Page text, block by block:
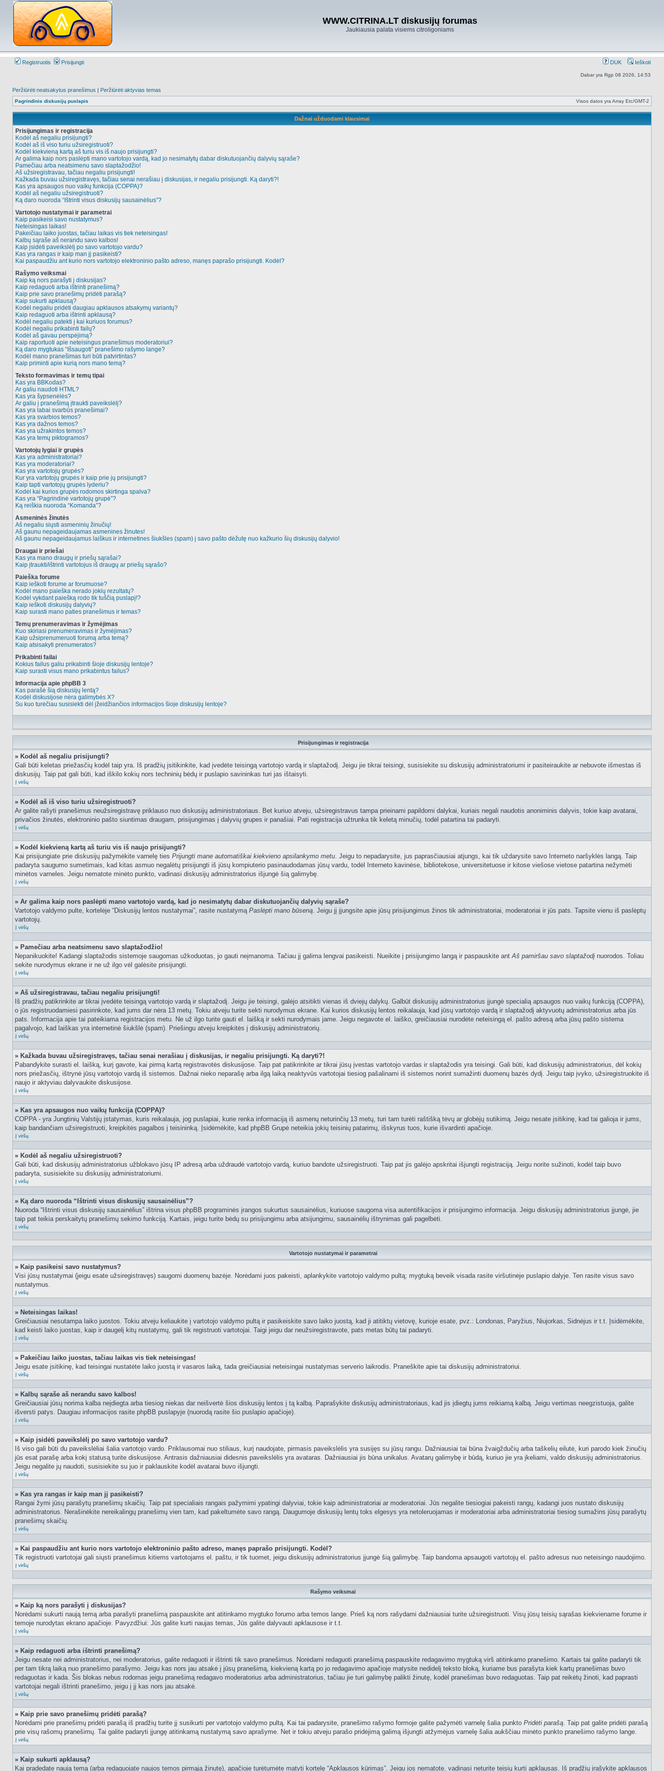
WWW.CITRINA.LT diskusijų forumas
Jaukiausia palata visiems citroligoniams
Registruotis Prisijungti DUK Ieškoti
Dabar yra Rgp 08 2026, 14:53
Peržiūrėti neatsakytus pranešimus | Peržiūrėti aktyvias temas
Pagrindinis diskusijų puslapis Visos datos yra Array Etc/GMT-2
Dažnai užduodami klausimai
Prisijungimas ir registracija
Kodėl aš negaliu prisijungti?
Kodėl aš iš viso turiu užsiregistruoti?
Kodėl kiekvieną kartą aš turiu vis iš naujo prisijungti?
Ar galima kaip nors paslėpti mano vartotojo vardą, kad jo nesimatytų dabar diskutuojančių dalyvių sąraše?
Pamečiau arba neatsimenu savo slaptažodžio!
Aš užsiregistravau, tačiau negaliu prisijungti!
Kažkada buvau užsiregistravęs, tačiau senai nerašiau į diskusijas, ir negaliu prisijungti. Ką daryti?!
Kas yra apsaugos nuo vaikų funkcija (COPPA)?
Kodėl aš negaliu užsiregistruoti?
Ką daro nuoroda “Ištrinti visus diskusijų sausainėlius”?
Vartotojo nustatymai ir parametrai
Kaip pasikeisi savo nustatymus?
Neteisingas laikas!
Pakeičiau laiko juostas, tačiau laikas vis tiek neteisingas!
Kalbų sąraše aš nerandu savo kalbos!
Kaip įsidėti paveikslėlį po savo vartotojo vardu?
Kas yra rangas ir kaip man jį pasikeisti?
Kai paspaudžiu ant kurio nors vartotojo elektroninio pašto adreso, manęs paprašo prisijungti. Kodėl?
Rašymo veiksmai
Kaip ką nors parašyti į diskusijas?
Kaip redaguoti arba ištrinti pranešimą?
Kaip prie savo pranešimų pridėti parašą?
Kaip sukurti apklausą?
Kodėl negaliu pridėti daugiau apklausos atsakymų variantų?
Kaip redaguoti arba ištrinti apklausą?
Kodėl negaliu patekti į kai kuriuos forumus?
Kodėl negaliu prikabinti failų?
Kodėl aš gavau perspėjimą?
Kaip raportuoti apie neteisingus pranešimus moderatoriui?
Ką daro mygtukas “Išsaugoti” pranešimo rašymo lange?
Kodėl mano pranešimas turi būti patvirtintas?
Kaip priminti apie kurią nors mano temą?
Teksto formavimas ir temų tipai
Kas yra BBKodas?
Ar galiu naudoti HTML?
Kas yra šypsenėlės?
Ar galiu į pranešimą įtraukti paveikslėlį?
Kas yra labai svarbūs pranešimai?
Kas yra svarbios temos?
Kas yra dažnos temos?
Kas yra užrakintos temos?
Kas yra temų piktogramos?
Vartotojų lygiai ir grupės
Kas yra administratoriai?
Kas yra moderatoriai?
Kas yra vartotojų grupės?
Kur yra vartotojų grupės ir kaip prie jų prisijungti?
Kaip tapti vartotojų grupės lyderiu?
Kodėl kai kurios grupės rodomos skirtinga spalva?
Kas yra “Pagrindinė vartotojų grupė”?
Ką reiškia nuoroda “Komanda”?
Asmeninės žinutės
Aš negaliu siųsti asmeninių žinučių!
Aš gaunu nepageidaujamas asmenines žinutes!
Aš gaunu nepageidaujamus laiškus ir internetines šiukšles (spam) į savo pašto dėžutę nuo kažkurio šių diskusijų dalyvio!
Draugai ir priešai
Kas yra mano draugų ir priešų sąrašai?
Kaip įtraukti/ištrinti vartotojus iš draugų ar priešų sąrašo?
Paieška forume
Kaip ieškoti forume ar forumuose?
Kodėl mano paieška nerado jokių rezultatų?
Kodėl vykdant paiešką rodo tik tuščią puslapį!?
Kaip ieškoti diskusijų dalyvių?
Kaip surasti mano paties pranešimus ir temas?
Temų prenumeravimas ir žymėjimas
Kuo skiriasi prenumeravimas ir žymėjimas?
Kaip užsiprenumeruoti forumą arba temą?
Kaip atsisakyti prenumeratos?
Prikabinti failai
Kokius failus galiu prikabinti šioje diskusijų lentoje?
Kaip surasti visus mano prikabintus failus?
Informacija apie phpBB 3
Kas parašė šią diskusijų lentą?
Kodėl diskusijose nėra galimybės X?
Su kuo turėčiau susisiekti dėl įžeidžiančios informacijos šioje diskusijų lentoje?
Prisijungimas ir registracija
» Kodėl aš negaliu prisijungti?
Gali būti keletas priežasčių kodėl taip yra. Iš pradžių įsitikinkite, kad įvedėte teisingą vartotojo vardą ir slaptažodį. Jeigu jie tikrai teisingi, susisiekite su diskusijų administratoriumi ir pasiteiraukite ar nebuvote išmestas iš
diskusijų. Taip pat gali būti, kad iškilo kokių nors techninių bėdų ir puslapio savininkas turi jas ištaisyti.
Į viršų
» Kodėl aš iš viso turiu užsiregistruoti?
Ar galite rašyti pranešimus neužsiregistravę priklauso nuo diskusijų administratoriaus. Bet kuriuo atveju, užsiregistravus tampa prieinami papildomi dalykai, kuriais negali naudotis anoniminis dalyvis, tokie kaip avatarai,
privačios žinutės, elektroninio pašto siuntimas draugam, prisijungimas į dalyvių grupes ir panašiai. Pati registracija užtrunka tik keletą minučių, todėl patartina tai padaryti.
Į viršų
» Kodėl kiekvieną kartą aš turiu vis iš naujo prisijungti?
Kai prisijungiate prie diskusijų pažymėkite varnelę ties Prijungti mane automatiškai kiekvieno apsilankymo metu. Jeigu to nepadarysite, jus paprasčiausiai atjungs, kai tik uždarysite savo Interneto naršyklės langą. Taip
padaryta saugumo sumetimais, kad kitas asmuo negalėtų prisijungti iš jūsų kompiuterio pasinaudodamas jūsų vardu, todėl Interneto kavinėse, bibliotekose, universitetuose ir kitose viešose vietose patartina nežymėti
minėtos varneles. Jeigu nematote minėto punkto, vadinasi diskusijų administratorius išjungė šią galimybę.
Į viršų
» Ar galima kaip nors paslėpti mano vartotojo vardą, kad jo nesimatytų dabar diskutuojančių dalyvių sąraše?
Vartotojo valdymo pulte, kortelėje “Diskusijų lentos nustatymai”, rasite nustatymą Paslėpti mano būseną. Jeigu jį įjungsite apie jūsų prisijungimus žinos tik administratoriai, moderatoriai ir jūs pats. Tapsite vienu iš paslėptų
vartotojų.
Į viršų
» Pamečiau arba neatsimenu savo slaptažodžio!
Nepanikuokite! Kadangi slaptažodis sistemoje saugomas užkoduotas, jo gauti neįmanoma. Tačiau jį galima lengvai pasikeisti. Nueikite į prisijungimo langą ir paspauskite antAš pamiršau savo slaptažodį nuorodos. Toliau
sekite nurodymus ekrane ir ne už ilgo vėl galėsite prisijungti.
Į viršų
» Aš užsiregistravau, tačiau negaliu prisijungti!
Iš pradžių patikrinkite ar tikrai įvedėte teisingą vartotojo vardą ir slaptažodį. Jeigu jie teisingi, galėjo atsitikti vienas iš dviejų dalykų. Galbūt diskusijų administratorius įjungė specialią apsaugos nuo vaikų funkciją (COPPA),
o jūs registruodamiesi pasirinkote, kad jums dar nėra 13 metų. Tokiu atveju turite sekti nurodymus ekrane. Kai kurios diskusijų lentos reikalauja, kad jūsų vartotojo vardą ir slaptažodį aktyvuotų administratorius arba jūs
pats. Informacija apie tai pateikiama registracijos metu. Ne už ilgo turite gauti el. laišką ir sekti nurodymais jame. Jeigu negavote el. laiško, greičiausiai nurodėte neteisingą el. pašto adresą arba jūsų pašto sistema
pagalvojo, kad laiškas yra internetinė šiukšlė (spam). Priešingu atveju kreipkitės į diskusijų administratorių.
Į viršų
» Kažkada buvau užsiregistravęs, tačiau senai nerašiau į diskusijas, ir negaliu prisijungti. Ką daryti?!
Pabandykite surasti el. laišką, kurį gavote, kai pirmą kartą registravotės diskusijose. Taip pat patikrinkite ar tikrai jūsų įvestas vartotojo vardas ir slaptažodis yra teisingi. Gali būti, kad diskusijų administratorius, dėl kokių
nors priežasčių, ištrynė jūsų vartotojo vardą iš sistemos. Dažnai nieko neparašę arba ilgą laiką neaktyvūs vartotojai tiesiog pašalinami iš sistemos norint sumažinti duomenų bazės dydį. Jeigu taip įvyko, užsiregistruokite iš
naujo ir aktyviau dalyvaukite diskusijose.
Į viršų
» Kas yra apsaugos nuo vaikų funkcija (COPPA)?
COPPA - yra Jungtinių Valstijų įstatymas, kuris reikalauja, jog puslapiai, kurie renka informaciją iš asmenų neturinčių 13 metų, turi tam turėti raštišką tėvų ar globėjų sutikimą. Jeigu nesate įsitikinę, kad tai galioja ir jums,
kaip bandančiam užsiregistruoti, kreipkitės pagalbos į teisininką. Įsidėmėkite, kad phpBB Grupė neteikia jokių teisinių patarimų, išskyrus tuos, kurie išvardinti apačioje.
Į viršų
» Kodėl aš negaliu užsiregistruoti?
Gali būti, kad diskusijų administratorius užblokavo jūsų IP adresą arba uždraudė vartotojo vardą, kuriuo bandote užsiregistruoti. Taip pat jis galėjo apskritai išjungti registraciją. Jeigu norite sužinoti, kodėl taip buvo
padaryta, susisiekite su diskusijų administratoriumi.
Į viršų
» Ką daro nuoroda “Ištrinti visus diskusijų sausainėlius”?
Nuoroda “Ištrinti visus diskusijų sausainėlius” ištrina visus phpBB programinės įrangos sukurtus sausainėlius, kuriuose saugoma visa autentifikacijos ir prisijungimo informacija. Jeigu diskusijų administratorius įjungė, jie
taip pat teikia perskaitytų pranešimų sekimo funkciją. Kartais, jeigu turite bėdų su prisijungimu arba atsijungimu, sausainėlių ištrynimas gali pagelbėti.
Į viršų
Vartotojo nustatymai ir parametrai
» Kaip pasikeisi savo nustatymus?
Visi jūsų nustatymai (jeigu esate užsiregistravęs) saugomi duomenų bazėje. Norėdami juos pakeisti, aplankykite vartotojo valdymo pultą; mygtuką beveik visada rasite viršutinėje puslapio dalyje. Ten rasite visus savo
nustatymus.
Į viršų
» Neteisingas laikas!
Greičiausiai nesutampa laiko juostos. Tokiu atveju keliaukite į vartotojo valdymo pultą ir pasikeiskite savo laiko juostą, kad ji atitiktų vietovę, kurioje esate, pvz.: Londonas, Paryžius, Niujorkas, Sidnėjus ir t.t. Įsidėmėkite,
kad keisti laiko juostas, kaip ir daugelį kitų nustatymų, gali tik registruoti vartotojai. Taigi jeigu dar neužsiregistravote, pats metas būtų tai padaryti.
Į viršų
» Pakeičiau laiko juostas, tačiau laikas vis tiek neteisingas!
Jeigu esate įsitikinę, kad teisingai nustatėte laiko juostą ir vasaros laiką, tada greičiausiai neteisingai nustatymas serverio laikrodis. Praneškite apie tai diskusijų administratoriui.
Į viršų
» Kalbų sąraše aš nerandu savo kalbos!
Greičiausiai jūsų norima kalba neįdiegta arba tiesiog niekas dar neišvertė šios diskusijų lentos į tą kalbą. Paprašykite diskusijų administratoriaus, kad jis įdiegtų jums reikiamą kalbą. Jeigu vertimas neegzistuoja, galite
išversti patys. Daugiau informacijos rasite phpBB puslapyje (nuorodą rasite šio puslapio apačioje).
Į viršų
» Kaip įsidėti paveikslėlį po savo vartotojo vardu?
Iš viso gali būti du paveikslėliai šalia vartotojo vardo. Priklausomai nuo stiliaus, kurį naudojate, pirmasis paveikslėlis yra susijęs su jūsų rangu. Dažniausiai tai būna žvaigždučių arba taškelių eilutė, kuri parodo kiek žinučių
jūs esat parašę arba kokį statusą turite diskusijose. Antrasis dažniausiai didesnis paveikslėlis yra avataras. Dažniausiai jis būna unikalus. Avatarų galimybę ir būdą, kuriuo jie yra įkeliami, valdo diskusijų administratorius.
Jeigu negalite jų naudoti, susisiekite su juo ir paklauskite kodėl avatarai buvo išjungti.
Į viršų
» Kas yra rangas ir kaip man jį pasikeisti?
Rangai žymi jūsų parašytų pranešimų skaičių. Taip pat specialiais rangais pažymimi ypatingi dalyviai, tokie kaip administratoriai ar moderatoriai. Jūs negalite tiesiogiai pakeisti rangų, kadangi juos nustato diskusijų
administratorius. Nerašinėkite nereikalingų pranešimų vien tam, kad pakeltumėte savo rangą. Daugumoje diskusijų lentų toks elgesys yra netoleruojamas ir moderatoriai arba administratoriai tiesiog sumažins jūsų parašytų
pranešimų skaičių.
Į viršų
» Kai paspaudžiu ant kurio nors vartotojo elektroninio pašto adreso, manęs paprašo prisijungti. Kodėl?
Tik registruoti vartotojai gali siųsti pranešimus kitiems vartotojams el. paštu, ir tik tuomet, jeigu diskusijų administratorius įjungė šią galimybę. Taip bandoma apsaugoti vartotojų el. pašto adresus nuo neteisingo naudojimo.
Į viršų
Rašymo veiksmai
» Kaip ką nors parašyti į diskusijas?
Norėdami sukurti naują temą arba parašyti pranešimą paspauskite ant atitinkamo mygtuko forumo arba temos lange. Prieš ką nors rašydami dažniausiai turite užsiregistruoti. Visų jūsų teisių sąrašas kiekviename forume ir
temoje nurodytas ekrano apačioje. Pavyzdžiui: Jūs galite kurti naujas temas, Jūs galite dalyvauti apklausose ir t.t.
Į viršų
» Kaip redaguoti arba ištrinti pranešimą?
Jeigu nesate nei administratorius, nei moderatorius, galite redaguoti ir ištrinti tik savo pranešimus. Norėdami redaguoti pranešimą paspauskite redagavimo mygtuką virš atitinkamo pranešimo. Kartais tai galite padaryti tik
per tam tikrą laiką nuo pranešimo parašymo. Jeigu kas nors jau atsakė į jūsų pranešimą, kiekvieną kartą po jo redagavimo apačioje matysite nedidelį teksto bloką, kuriame bus parašyta kiek kartų pranešimas buvo
redaguotas ir kada. Šis blokas nebus rodomas jeigu pranešimą redagavo moderatorius arba administratorius, tačiau jie turi galimybę palikti žinutę, kodėl pranešimas buvo redaguotas. Taip pat reikėtų žinoti, kad paprasti
vartotojai negali ištrinti pranešimo, jeigu į jį kas nors jau atsakė.
Į viršų
» Kaip prie savo pranešimų pridėti parašą?
Norėdami prie pranešimų pridėti parašą iš pradžių turite jį susikurti per vartotojo valdymo pultą. Kai tai padarysite, pranešimo rašymo formoje galite pažymėti varnelę šalia punkto Pridėti parašą. Taip pat galite pridėti parašą
prie visų rašomų pranešimų. Tai galite padaryti įjungę atitinkamą nustatymą savo aprašyme. Net ir tokiu atveju parašo pridėjimą galimą išjungti atžymėjus varnelę šalia aukščiau minėto punkto pranešimo rašymo lange.
Į viršų
» Kaip sukurti apklausą?
Kai pradedate naują temą (arba redaguojate naujos temos pirmąją žinutę), apačioje turėtumėte matyti kortelę “Apklausos kūrimas”. Jeigu jos nematote, vadinasi neturite teisių kurti apklausas. Iš pradžių įrašykite apklausos